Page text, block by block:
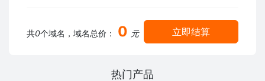
共0个域名，域名总价： 0 元 立即结算
热门产品